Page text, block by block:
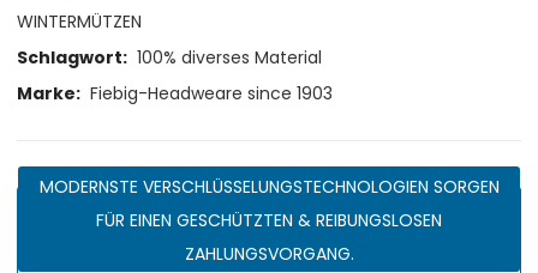
WINTERMÜTZEN
Schlagwort: 100% diverses Material
Marke: Fiebig-Headweare since 1903
MODERNSTE VERSCHLÜSSELUNGSTECHNOLOGIEN SORGEN
FÜR EINEN GESCHÜTZTEN & REIBUNGSLOSEN
ZAHLUNGSVORGANG.